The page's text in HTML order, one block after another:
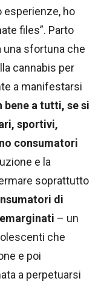
esperienze, ho
files”. Parto
una sfortuna che
cannabis per
a manifestarsi
bene a tutti, se si
sportivi,
consumatori
e la
soprattutto
di
– un
che
e poi
a perpetuarsi